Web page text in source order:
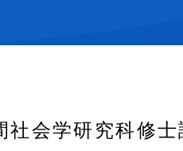
会学研究科修